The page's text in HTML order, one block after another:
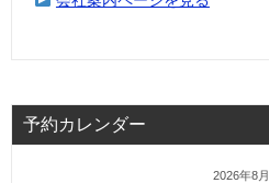
予約カレンダー
2026年8月